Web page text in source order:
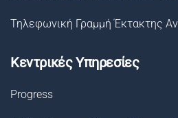
Τηλεφωνική Γραμμή Έκτακτης
Κεντρικές Υπηρεσίες
Progress